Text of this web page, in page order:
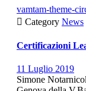
vamtam-theme-
 Category News
Certificazioni
11 Luglio 2019
Simone